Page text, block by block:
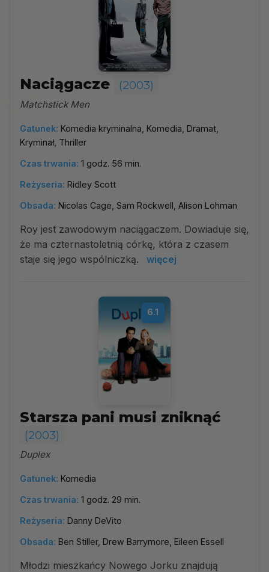
Naciągacze (2003)
Matchstick Men
Gatunek: Komedia kryminalna, Komedia, Dramat,
Kryminał, Thriller
Czas trwania: 1 godz. 56 min.
Reżyseria: Ridley Scott
Obsada: Nicolas Cage, Sam Rockwell, Alison Lohman
Roy jest zawodowym naciągaczem. Dowiaduje się,
że ma czternastoletnią córkę, która z czasem
staje się jego wspólniczką.
więcej
6.1
Starsza pani musi zniknąć
(2003)
Duplex
Gatunek: Komedia
Czas trwania: 1 godz. 29 min.
Reżyseria: Danny DeVito
Obsada: Ben Stiller, Drew Barrymore, Eileen Essell
Młodzi mieszkańcy Nowego Jorku znajdują